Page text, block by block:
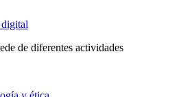
de diferentes actividades